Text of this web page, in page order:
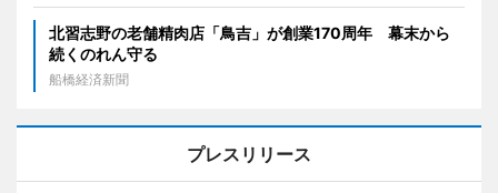
北習志野の老舗精肉店「鳥吉」が創業170周年 幕末から
続くのれん守る
船橋経済新聞
プレスリリース